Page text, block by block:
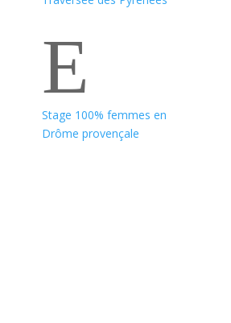
E
Stage 100% femmes en
Drôme provençale